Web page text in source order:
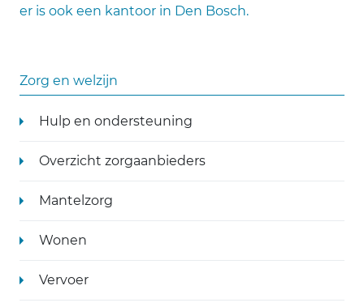
er is ook een kantoor in Den Bosch.
Zorg en welzijn
Hulp en ondersteuning
Overzicht zorgaanbieders
Mantelzorg
Wonen
Vervoer